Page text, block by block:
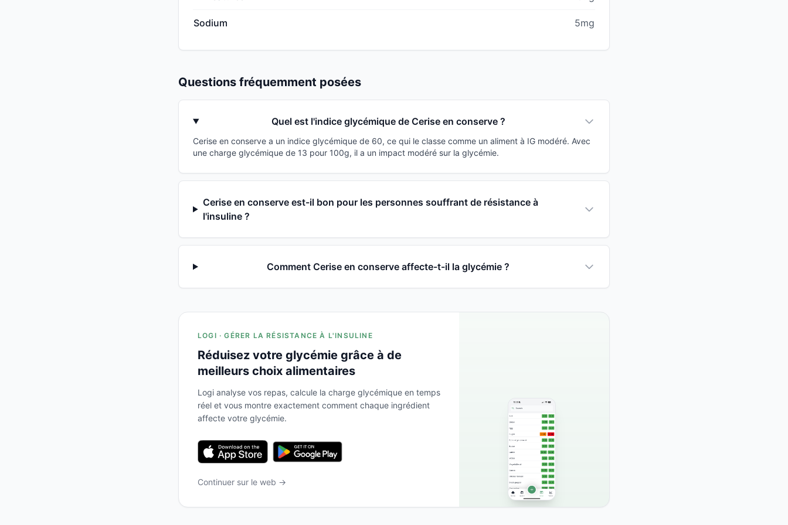
Sodium 5mg
Questions fréquemment posées
Quel est l'indice glycémique de Cerise en conserve ?
Cerise en conserve a un indice glycémique de 60, ce qui le classe comme un aliment à IG modéré. Avec
une charge glycémique de 13 pour 100g, il a un impact modéré sur la glycémie.
Cerise en conserve est-il bon pour les personnes souffrant de résistance à
l'insuline ?
Comment Cerise en conserve affecte-t-il la glycémie ?
LOGI · GÉRER LA RÉSISTANCE À L'INSULINE
Réduisez votre glycémie grâce à de
meilleurs choix alimentaires
Logi analyse vos repas, calcule la charge glycémique en temps
réel et vous montre exactement comment chaque ingrédient
affecte votre glycémie.
Continuer sur le web →